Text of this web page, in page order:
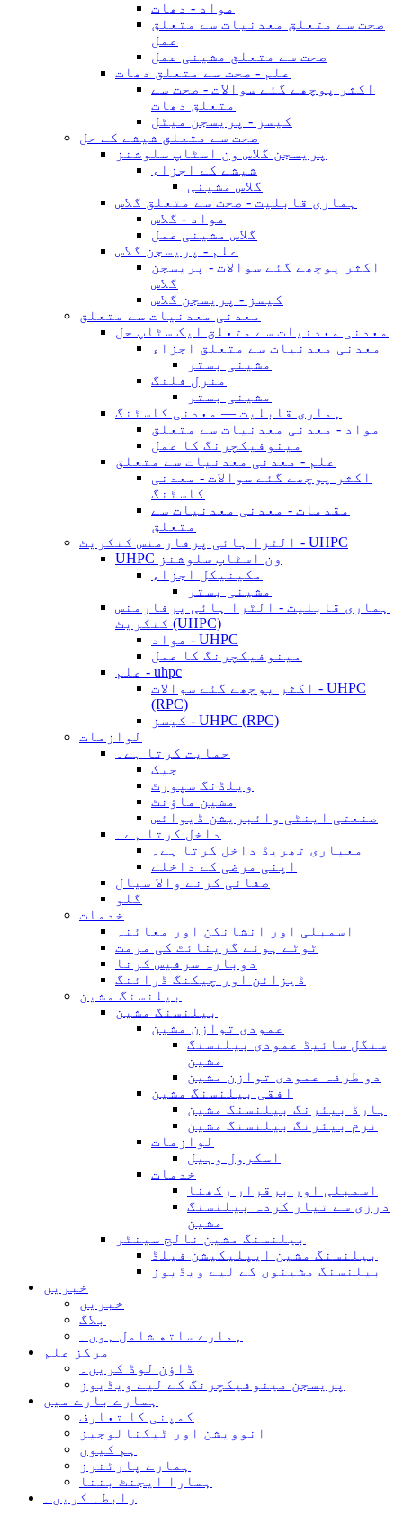
مواد - دھات
صحت سے متعلق معدنیات سے متعلق
عمل
صحت سے متعلق مشینی عمل
علم - صحت سے متعلق دھات
اکثر پوچھے گئے سوالات - صحت سے
متعلق دھات
کیسز - پریسجن میٹل
صحت سے متعلق شیشے کے حل
پریسجن گلاس ون اسٹاپ سلوشنز
شیشے کے اجزاء
گلاس مشینی
ہماری قابلیت - صحت سے متعلق گلاس
مواد - گلاس
گلاس مشینی عمل
علم - پریسجن گلاس
اکثر پوچھے گئے سوالات - پریسجن
گلاس
کیسز - پریسجن گلاس
معدنی معدنیات سے متعلق
معدنی معدنیات سے متعلق ایک سٹاپ حل
معدنی معدنیات سے متعلق اجزاء
مشینی بستر
منرل فلنگ
مشینی بستر
ہماری قابلیت — معدنی کاسٹنگ
مواد - معدنی معدنیات سے متعلق
مینوفیکچرنگ کا عمل
علم - معدنی معدنیات سے متعلق
اکثر پوچھے گئے سوالات - معدنی
کاسٹنگ
مقدمات - معدنی معدنیات سے
متعلق
الٹرا ہائی پرفارمنس کنکریٹ - UHPC
UHPC ون اسٹاپ سلوشنز
مکینیکل اجزاء
مشینی بستر
ہماری قابلیت - الٹرا ہائی پرفارمنس
کنکریٹ (UHPC)
مواد - UHPC
مینوفیکچرنگ کا عمل
علم - uhpc
اکثر پوچھے گئے سوالات - UHPC
(RPC)
کیسز - UHPC (RPC)
لوازمات
حمایت کرتا ہے۔
جیک
ویلڈنگ سپورٹ
مشین ماؤنٹ
صنعتی اینٹی وائبریشن ڈیوائس
داخل کرتا ہے۔
معیاری تھریڈ داخل کرتا ہے۔
اپنی مرضی کے داخلے
صفائی کرنے والا سیال
گلو
خدمات
اسمبلی اور انشانکن اور معائنہ
ٹوٹے ہوئے گرینائٹ کی مرمت
دوبارہ سرفیس کرنا
ڈیزائن اور چیکنگ ڈرائنگ
بیلنسنگ مشین
بیلنسنگ مشین
عمودی توازن مشین
سنگل سائیڈ عمودی بیلنسنگ
مشین
دو طرفہ عمودی توازن مشین
افقی بیلنسنگ مشین
ہارڈ بیئرنگ بیلنسنگ مشین
نرم بیئرنگ بیلنسنگ مشین
لوازمات
اسکرول وہیل
خدمات
اسمبلی اور برقرار رکھنا
درزی سے تیار کردہ بیلنسنگ
مشین
بیلنسنگ مشین نالج سینٹر
بیلنسنگ مشین ایپلیکیشن فیلڈ
بیلنسنگ مشینوں کے لیے ویڈیوز
خبریں
خبریں
بلاگ
ہمارے ساتھ شامل ہوں۔
مرکز علم
ڈاؤن لوڈ کریں۔
پریسجن مینوفیکچرنگ کے لیے ویڈیوز
ہمارے بارے میں
کمپنی کا تعارف
انوویشن اور ٹیکنالوجیز
ہم کیوں
ہمارے پارٹنرز
ہمارا ایجنٹ بننا
رابطہ کریں۔